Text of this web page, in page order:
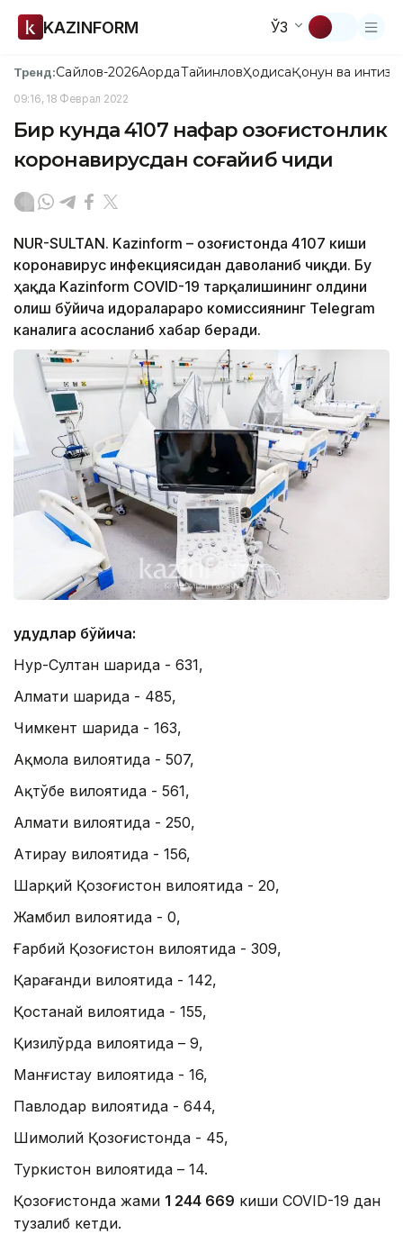
KAZINFORM ЎЗ
Тренд:Сайлов-2026АқордаТайинловҲодисаҚонун ва
09:16, 18 Феврал 2022
Бир кунда 4107 нафар қозоғистонлик
коронавирусдан соғайиб чиқди
NUR-SULTAN. Kazinform – Қозоғистонда 4107 киши
коронавирус инфекциясидан даволаниб чиқди. Бу
ҳақда Kazinform COVID-19 тарқалишининг олдини
олиш бўйича идоралараро комиссиянинг Telegram
каналига асосланиб хабар беради.
Ҳудудлар бўйича:
Нур-Султан шаҳрида - 631,
Алмати шаҳрида - 485,
Чимкент шаҳрида - 163,
Ақмола вилоятида - 507,
Ақтўбе вилоятида - 561,
Алмати вилоятида - 250,
Атирау вилоятида - 156,
Шарқий Қозоғистон вилоятида - 20,
Жамбил вилоятида - 0,
Ғарбий Қозоғистон вилоятида - 309,
Қарағанди вилоятида - 142,
Қостанай вилоятида - 155,
Қизилўрда вилоятида – 9,
Манғистау вилоятида - 16,
Павлодар вилоятида - 644,
Шимолий Қозоғистонда - 45,
Туркистон вилоятида – 14.
Қозоғистонда жами 1 244 669 киши COVID-19 дан
тузалиб кетди.